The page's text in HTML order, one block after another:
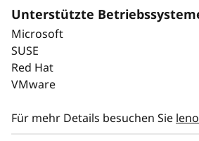
g
k
Unterstützte
Microsoft
SUSE
Red Hat
VMware
Für mehr Details besuchen Sie